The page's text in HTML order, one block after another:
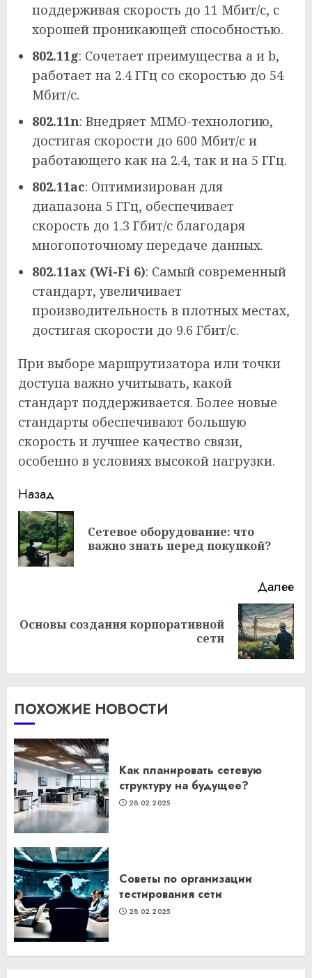
поддерживая скорость до 11 Мбит/с, с
хорошей проникающей способностью.
802.11g: Сочетает преимущества a и b,
работает на 2.4 ГГц со скоростью до 54
Мбит/с.
802.11n: Внедряет MIMO-технологию,
достигая скорости до 600 Мбит/с и
работающего как на 2.4, так и на 5 ГГц.
802.11ac: Оптимизирован для
диапазона 5 ГГц, обеспечивает
скорость до 1.3 Гбит/с благодаря
многопоточному передаче данных.
802.11ax (Wi-Fi 6): Самый современный
стандарт, увеличивает
производительность в плотных местах,
достигая скорости до 9.6 Гбит/с.
При выборе маршрутизатора или точки
доступа важно учитывать, какой
стандарт поддерживается. Более новые
стандарты обеспечивают большую
скорость и лучшее качество связи,
особенно в условиях высокой нагрузки.
Продолжить
чтение
Назад
Сетевое оборудование: что
важно знать перед покупкой?
Далее
Следующая
Основы создания корпоративной
сети
ПОХОЖИЕ НОВОСТИ
Как планировать сетевую
структуру на будущее?
28.02.2025
Советы по организации
тестирования сети
28.02.2025